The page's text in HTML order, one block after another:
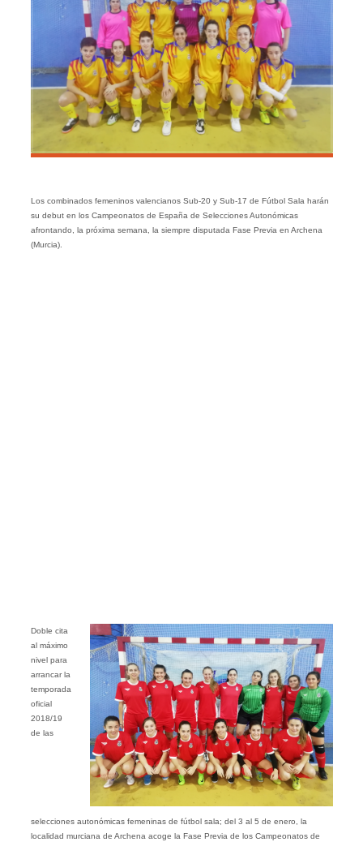
Los combinados femeninos valencianos Sub-20 y Sub-17 de Fútbol Sala harán
su debut en los Campeonatos de España de Selecciones Autonómicas
afrontando, la próxima semana, la siempre disputada Fase Previa en Archena
(Murcia).
Doble cita
al máximo
nivel para
arrancar la
temporada
oficial
2018/19
de las
selecciones autonómicas femeninas de fútbol sala; del 3 al 5 de enero, la
localidad murciana de Archena acoge la Fase Previa de los Campeonatos de